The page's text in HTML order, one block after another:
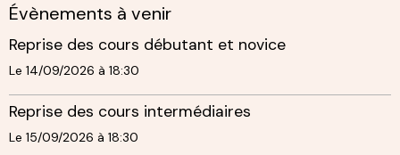
Évènements à venir
Reprise des cours débutant et novice
Le 14/09/2026 à 18:30
Reprise des cours intermédiaires
Le 15/09/2026 à 18:30